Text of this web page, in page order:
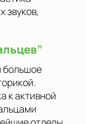
звуков,
большое
к активной